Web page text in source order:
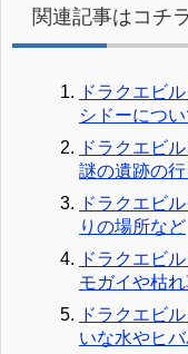
関連記事はコチラ
ドラクエビ
シドーについ
ドラクエビ
謎の遺跡の
ドラクエビ
りの場所など
ドラクエビ
モガイや枯
ドラクエビ
いな水やヒ